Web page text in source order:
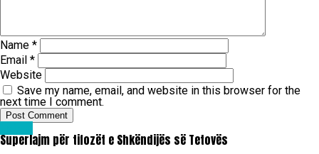
Name *
Email *
Website
Save my name, email, and website in this browser for the
next time I comment.
Superlajm për tifozët e Shkëndijës së Tetovës